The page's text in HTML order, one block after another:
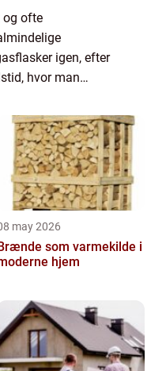
og ofte
igen, efter
hvor man
varmekilder – ...
may 2026
som varmekilde i
hjem